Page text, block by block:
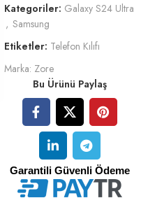
Kategoriler: Galaxy S24 Ultra
, Samsung
Etiketler: Telefon Kılıfı
Marka: Zore
Bu Ürünü Paylaş
Garantili Güvenli Ödeme